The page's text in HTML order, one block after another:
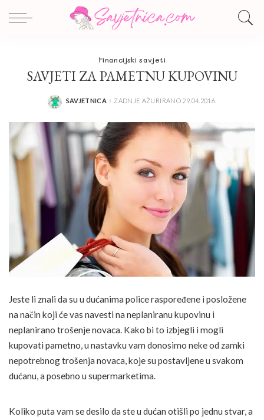
Financijski savjeti
SAVJETI ZA PAMETNU KUPOVINU
POSTED
SAVJETNICA ZADNJE AŽURIRANO 29.04.2016.
Jeste li znali da su u dućanima police raspoređene i posložene
na način koji će vas navesti na neplaniranu kupovinu i
neplanirano trošenje novaca. Kako bi to izbjegli i mogli
kupovati pametno, u nastavku vam donosimo neke od zamki
nepotrebnog trošenja novaca, koje su postavljene u svakom
dućanu, a posebno u supermarketima.
Koliko puta vam se desilo da ste u dućan otišli po jednu stvar, a